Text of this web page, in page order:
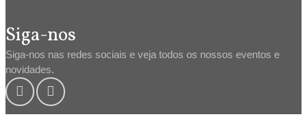
Siga-nos
Siga-nos nas redes sociais e veja todos os nossos eventos e
novidades.